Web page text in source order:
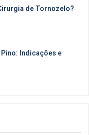
de Tornozelo?
Indicações e